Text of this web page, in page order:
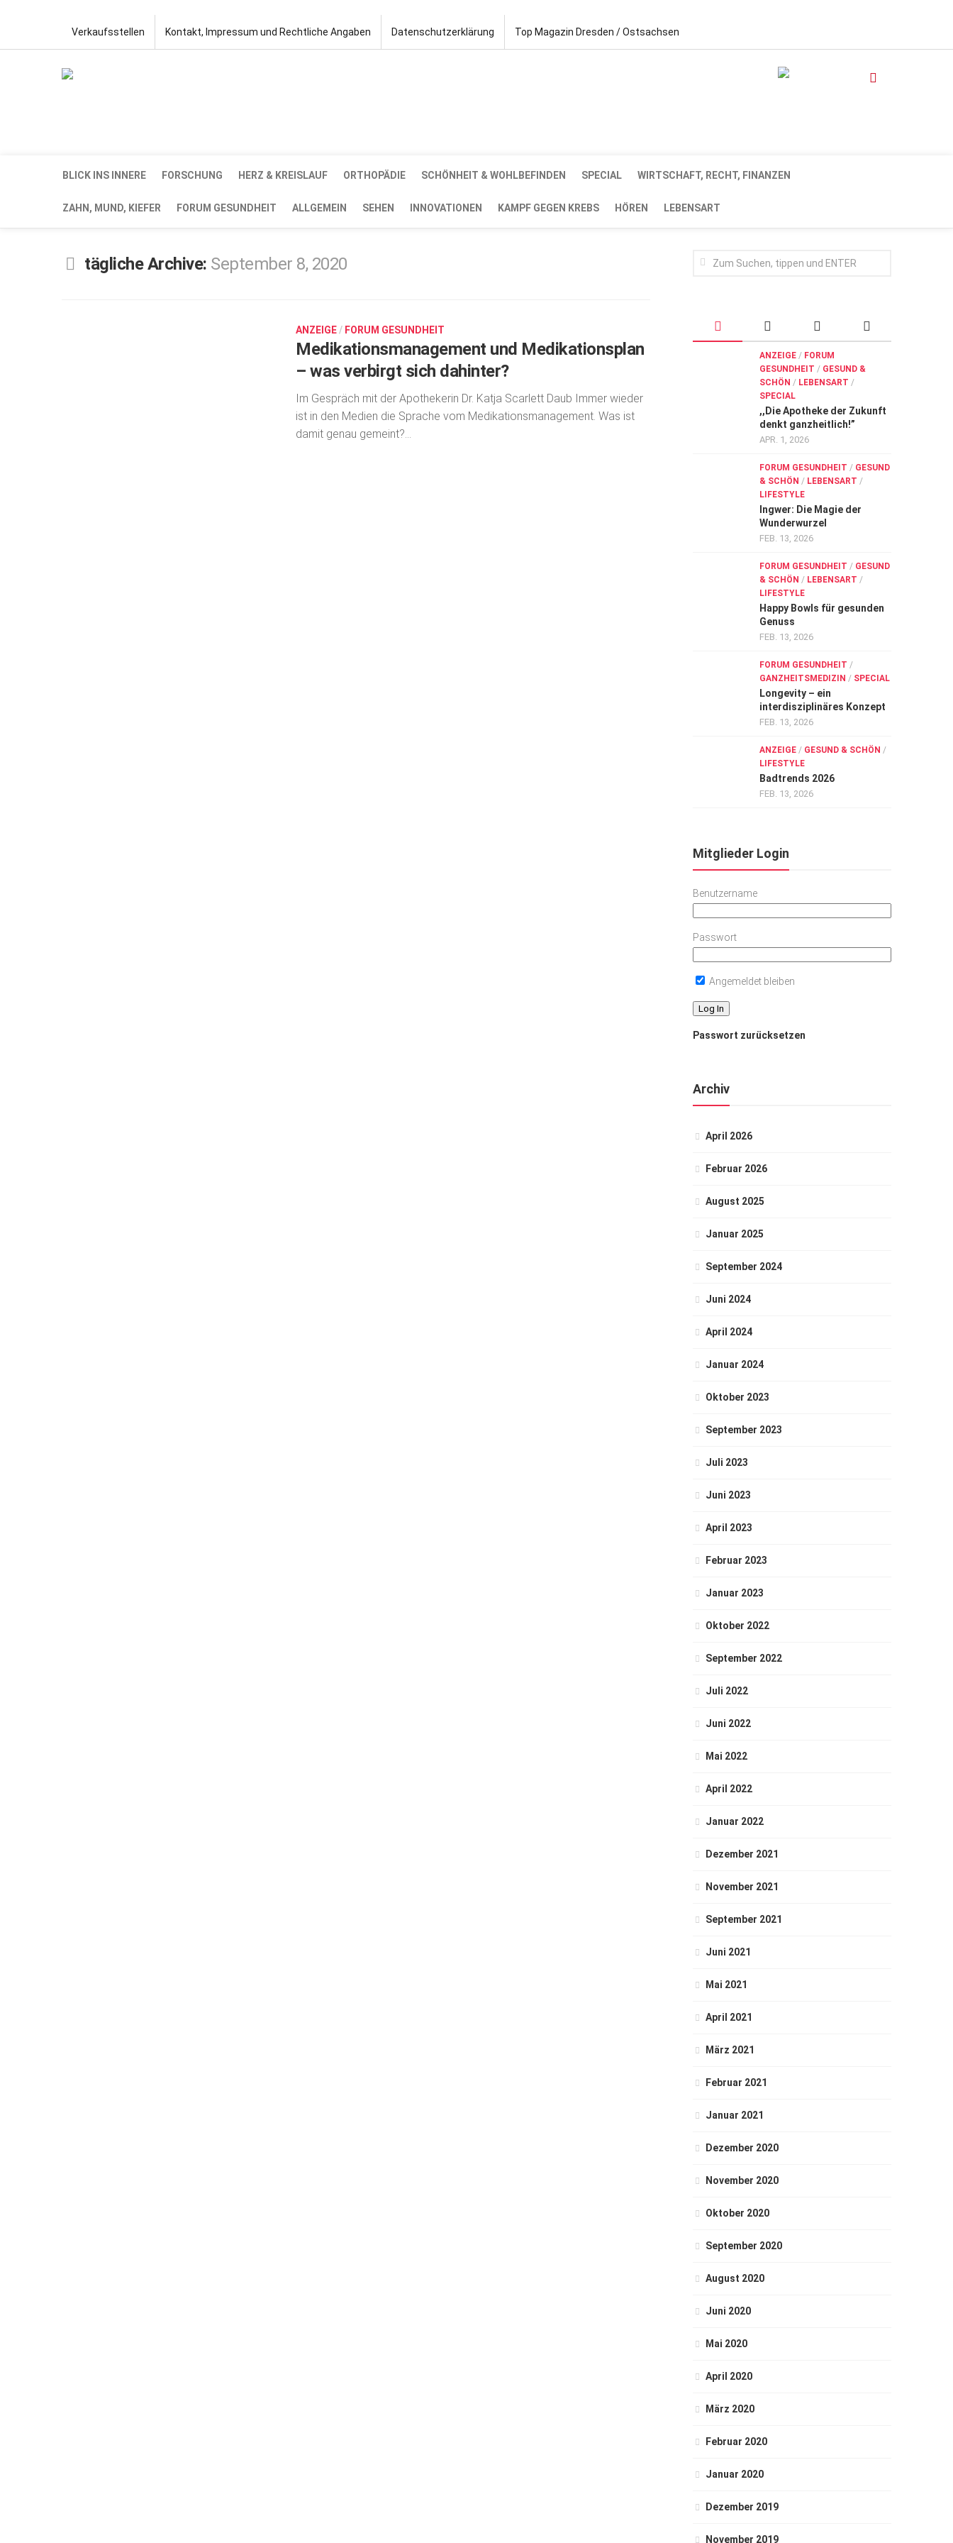
Verkaufsstellen Kontakt, Impressum und Rechtliche Angaben Datenschutzerklärung Top Magazin Dresden / Ostsachsen
BLICK INS INNERE FORSCHUNG HERZ & KREISLAUF ORTHOPÄDIE SCHÖNHEIT & WOHLBEFINDEN SPECIAL WIRTSCHAFT, RECHT, FINANZEN
ZAHN, MUND, KIEFER FORUM GESUNDHEIT ALLGEMEIN SEHEN INNOVATIONEN KAMPF GEGEN KREBS HÖREN LEBENSART
tägliche Archive: September 8, 2020
ANZEIGE / FORUM GESUNDHEIT
Medikationsmanagement und Medikationsplan
– was verbirgt sich dahinter?
Im Gespräch mit der Apothekerin Dr. Katja Scarlett Daub Immer wieder
ist in den Medien die Sprache vom Medi­ka­tionsmanagement. Was ist
damit genau gemeint?...
ANZEIGE / FORUM
GESUNDHEIT / GESUND &
SCHÖN / LEBENSART /
SPECIAL
,,Die Apotheke der Zukunft
denkt ganzheitlich!”
APR. 1, 2026
FORUM GESUNDHEIT / GESUND
& SCHÖN / LEBENSART /
LIFESTYLE
Ingwer: Die Magie der
Wunderwurzel
FEB. 13, 2026
FORUM GESUNDHEIT / GESUND
& SCHÖN / LEBENSART /
LIFESTYLE
Happy Bowls für gesunden
Genuss
FEB. 13, 2026
FORUM GESUNDHEIT /
GANZHEITSMEDIZIN / SPECIAL
Longevity – ein
interdisziplinäres Konzept
FEB. 13, 2026
ANZEIGE / GESUND & SCHÖN /
LIFESTYLE
Badtrends 2026
FEB. 13, 2026
Mitglieder Login
Benutzername
Passwort
Angemeldet bleiben
Passwort zurücksetzen
Archiv
April 2026
Februar 2026
August 2025
Januar 2025
September 2024
Juni 2024
April 2024
Januar 2024
Oktober 2023
September 2023
Juli 2023
Juni 2023
April 2023
Februar 2023
Januar 2023
Oktober 2022
September 2022
Juli 2022
Juni 2022
Mai 2022
April 2022
Januar 2022
Dezember 2021
November 2021
September 2021
Juni 2021
Mai 2021
April 2021
März 2021
Februar 2021
Januar 2021
Dezember 2020
November 2020
Oktober 2020
September 2020
August 2020
Juni 2020
Mai 2020
April 2020
März 2020
Februar 2020
Januar 2020
Dezember 2019
November 2019